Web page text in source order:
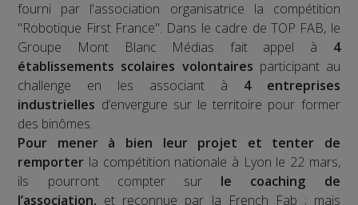
fourni par l'association organisatrice la compétition
"Robotique First France". Dans le cadre de TOP FAB, le
Groupe Mont Blanc Médias fait appel à 4
établissements scolaires volontaires participant au
challenge en les associant à 4 entreprises
industrielles d’envergure sur le territoire pour former
des binômes.
Pour mener à bien leur projet et tenter de
remporter la compétition nationale à Lyon le 22 mars,
ils pourront compter sur le coaching de
l’association, et reconnue par la French Fab ; mais